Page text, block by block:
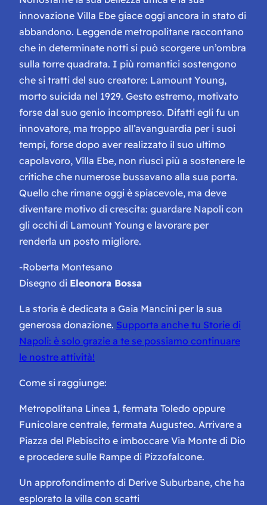
innovazione Villa Ebe giace oggi ancora in stato di
abbandono. Leggende metropolitane raccontano
che in determinate notti si può scorgere un’ombra
sulla torre quadrata. I più romantici sostengono
che si tratti del suo creatore: Lamount Young,
morto suicida nel 1929. Gesto estremo, motivato
forse dal suo genio incompreso. Difatti egli fu un
innovatore, ma troppo all’avanguardia per i suoi
tempi, forse dopo aver realizzato il suo ultimo
capolavoro, Villa Ebe, non riuscì più a sostenere le
critiche che numerose bussavano alla sua porta.
Quello che rimane oggi è spiacevole, ma deve
diventare motivo di crescita: guardare Napoli con
gli occhi di Lamount Young e lavorare per
renderla un posto migliore.
-Roberta Montesano
Disegno di Eleonora Bossa
La storia è dedicata a Gaia Mancini per la sua
generosa donazione. Supporta anche tu Storie di
Napoli: è solo grazie a te se possiamo continuare
le nostre attività!
Come si raggiunge:
Metropolitana Linea 1, fermata Toledo oppure
Funicolare centrale, fermata Augusteo. Arrivare a
Piazza del Plebiscito e imboccare Via Monte di Dio
e procedere sulle Rampe di Pizzofalcone.
Un approfondimento di Derive Suburbane, che ha
esplorato la villa con scatti